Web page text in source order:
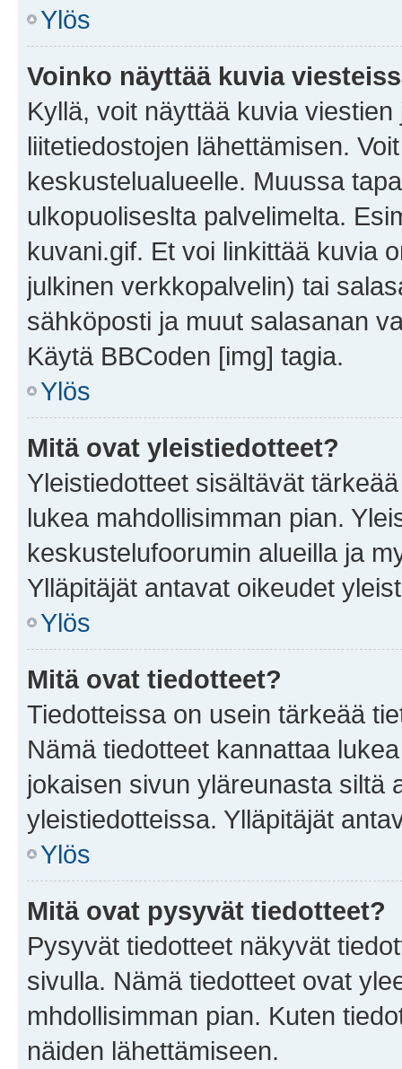
Ylös
Voinko näyttää kuvia
Kyllä, voit näyttää kuvia
liitetiedostojen lähettämisen.
keskustelualueelle. Muussa
ulkopuoliseslta palvelimelta.
kuvani.gif. Et voi linkittää kuvia
julkinen verkkopalvelin) tai
sähköposti ja muut salasanan
Käytä BBCoden [img] tagia.
Ylös
Mitä ovat yleistiedotteet?
Yleistiedotteet sisältävät
lukea mahdollisimman pian.
keskustelufoorumin alueilla ja
Ylläpitäjät antavat oikeudet
Ylös
Mitä ovat tiedotteet?
Tiedotteissa on usein tärkeää
Nämä tiedotteet kannattaa
jokaisen sivun yläreunasta siltä
yleistiedotteissa. Ylläpitäjät
Ylös
Mitä ovat pysyvät tiedotteet?
Pysyvät tiedotteet näkyvät
sivulla. Nämä tiedotteet ovat
mhdollisimman pian. Kuten
näiden lähettämiseen.